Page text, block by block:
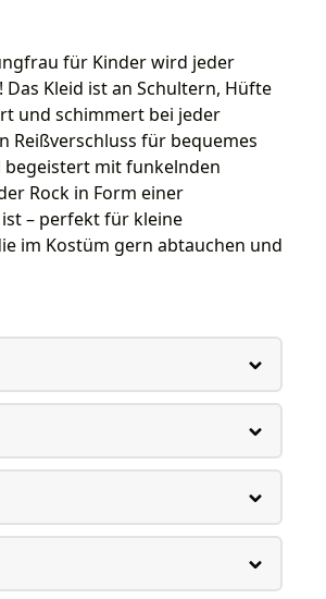
für Kinder wird jeder
Kleid ist an Schultern, Hüfte
und schimmert bei jeder
Reißverschluss für bequemes
begeistert mit funkelnden
Rock in Form einer
– perfekt für kleine
im Kostüm gern abtauchen und